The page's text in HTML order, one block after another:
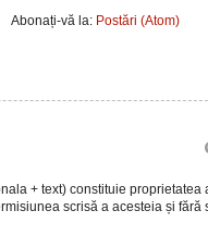
Abonați-vă la: Postări (Atom)
+ text) constituie
scrisă a acesteia și